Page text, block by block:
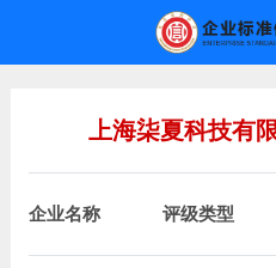
上海柒夏科技有
企业名称 评级类型